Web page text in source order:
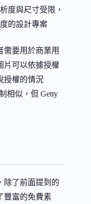
度與尺寸受限，
的設計專案
需要用於商業用
片可以依據授權
授權的情況
相似，但 Getty
除了前面提到的
豐富的免費素